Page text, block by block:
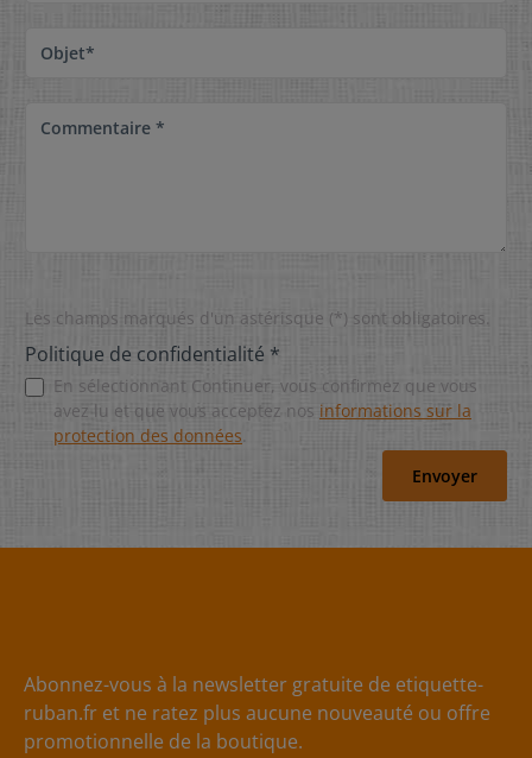
Objet*
Commentaire *
Les champs marqués d'un astérisque (*) sont obligatoires.
Politique de confidentialité *
En sélectionnant Continuer, vous confirmez que vous
avez lu et que vous acceptez nos informations sur la
protection des données.
Envoyer
Abonnez-vous à la newsletter gratuite de etiquette-
ruban.fr et ne ratez plus aucune nouveauté ou offre
promotionnelle de la boutique.